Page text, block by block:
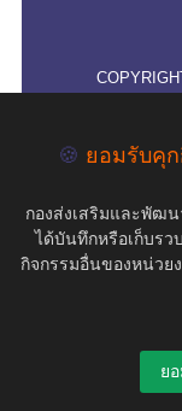
🍪 ยอมรับคุ
กองส่งเสริมและพัฒ
ได้บันทึกหรือเก็บรว
กิจกรรมอื่นของหน่วย
ย